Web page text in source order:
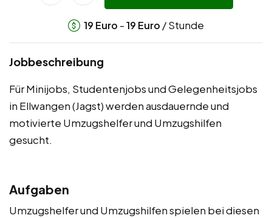
19 Euro -19 Euro / Stunde
Jobbeschreibung
Für Minijobs, Studentenjobs und Gelegenheitsjobs
in Ellwangen (Jagst) werden ausdauernde und
motivierte Umzugshelfer und Umzugshilfen
gesucht.
Aufgaben
Umzugshelfer und Umzugshilfen spielen bei diesen